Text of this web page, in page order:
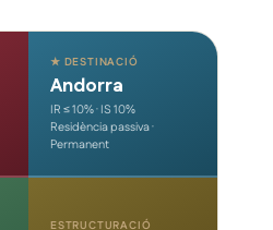
★ DESTINACIÓ
Andorra
IR ≤ 10% · IS 10%
Residència passiva ·
Permanent
ESTRUCTURACIÓ